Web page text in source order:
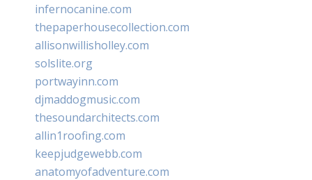
infernocanine.com
thepaperhousecollection.com
allisonwillisholley.com
solslite.org
portwayinn.com
djmaddogmusic.com
thesoundarchitects.com
allin1roofing.com
keepjudgewebb.com
anatomyofadventure.com